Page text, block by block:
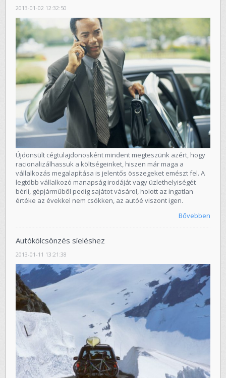
2013-01-02 12:32:50
Újdonsült cégtulajdonosként mindent megteszünk azért, hogy
racionalizálhassuk a költségeinket, hiszen már maga a
vállalkozás megalapítása is jelentős összegeket emészt fel. A
legtöbb vállalkozó manapság irodáját vagy üzlethelyiségét
bérli, gépjárműből pedig sajátot vásárol, holott az ingatlan
értéke az évekkel nem csökken, az autóé viszont igen.
Bővebben
Autókölcsönzés síeléshez
2013-01-11 13:21:38